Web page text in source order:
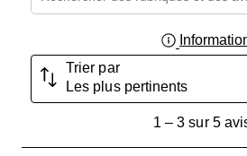
Trier par
Les plus pertinents
1– 3 sur 5